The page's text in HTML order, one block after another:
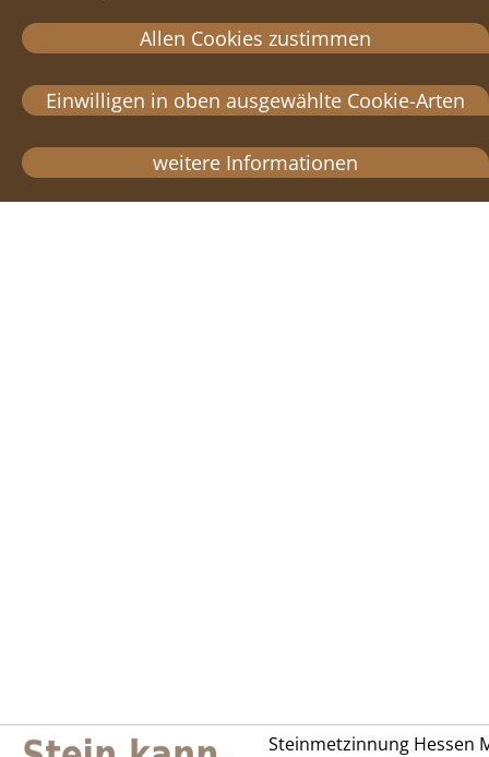
Steinmetzinnung Hessen
Allen Cookies zustimmen
Einwilligen in oben ausgewählte Cookie-Arten
weitere Informationen